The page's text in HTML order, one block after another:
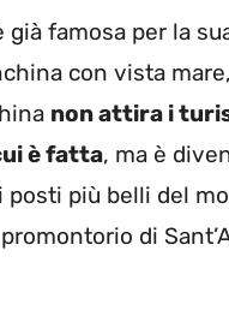
famosa per la
con vista
non attira i
è fatta, ma è
posti più belli del
di